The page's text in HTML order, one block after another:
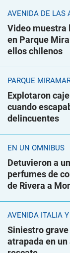
AVENIDA DE LAS
Video muestra
en Parque
ellos chilenos
PARQUE
Explotaron
cuando
delincuentes
EN UN ÓMNIBUS
Detuvieron a
perfumes de
de Rivera a
AVENIDA ITALIA
Siniestro
atrapada en